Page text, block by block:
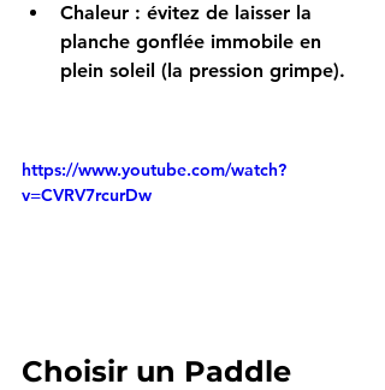
Chaleur : évitez de laisser la
planche gonflée immobile en
plein soleil (la pression grimpe).
https://www.youtube.com/watch?
v=CVRV7rcurDw
Choisir un Paddle